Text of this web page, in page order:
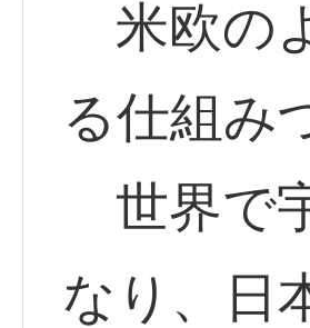
米欧の
る仕組み
世界で
なり、日